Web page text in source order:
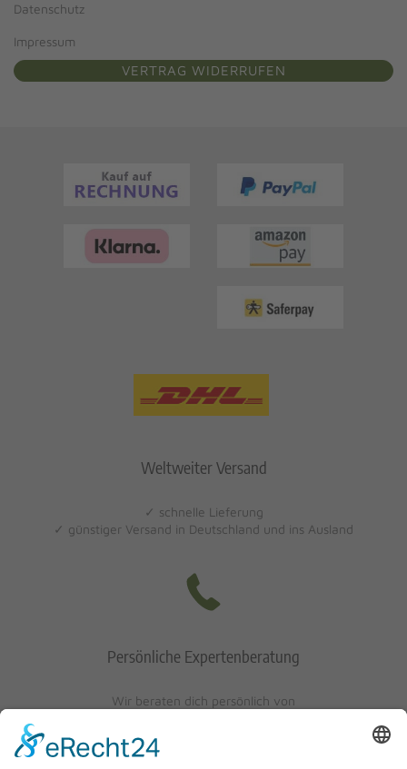
Datenschutz
Impressum
VERTRAG WIDERRUFEN
Weltweiter Versand
✓ schnelle Lieferung
✓ günstiger Versand in Deutschland und ins Ausland
Persönliche Expertenberatung
Wir beraten dich persönlich von
0621/405401-10